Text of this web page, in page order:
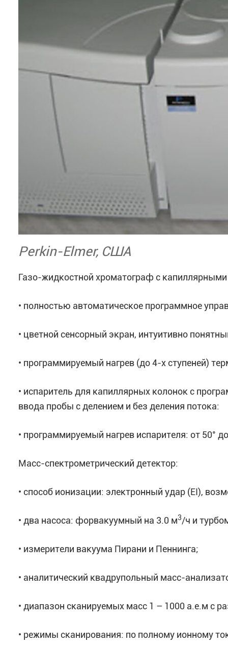
Perkin-Elmer, США
Газо-жидкостной хроматограф с
• полностью автоматическое программное
• цветной сенсорный экран, интуитивно
• программируемый нагрев (до 4-х ступеней)
• испаритель для капиллярных колонок с
ввода пробы с делением и без деления потока:
• программируемый нагрев испарителя: от 50°
Масс-спектрометрический детектор:
• способ ионизации: электронный удар (EI),
• два насоса: форвакуумный на 3.0 м3/ч и
• измерители вакуума Пирани и Пеннинга;
• аналитический квадрупольный масс-
• диапазон сканируемых масс 1 – 1000 а.е.м с
• режимы сканирования: по полному ионному